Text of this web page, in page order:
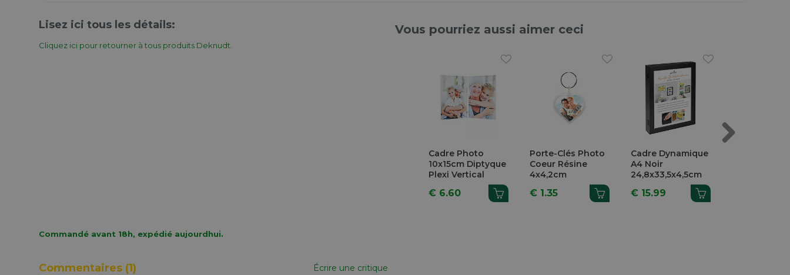
Lisez ici tous les détails:
Cliquez ici pour retourner à tous produits Deknudt.
Vous pourriez aussi aimer ceci
Cadre Photo
10x15cm Diptyque
Plexi Vertical
€ 6.60
Porte-Clés Photo
Coeur Résine
4x4,2cm
€ 1.35
Cadre Dynamique
A4 Noir
24,8x33,5x4,5cm
€ 15.99
Commandé avant 18h, expédié aujourdhui.
Commentaires (1) Écrire une critique